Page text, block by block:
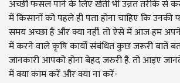
अच्छी फसल पाने के लिए खेती भी उन्नत तरीके से
में किसानों को पहले ही पता होना चाहिए कि
समय अच्छा है और क्या नहीं. तो ऐसे में आज हम
में करने वाले कृषि कार्यों संबंधित कुछ जरूरी बातें
जानकारी आपको होना बेहद जरुरी है. तो आइए
में क्या काम करें और क्या ना करें-